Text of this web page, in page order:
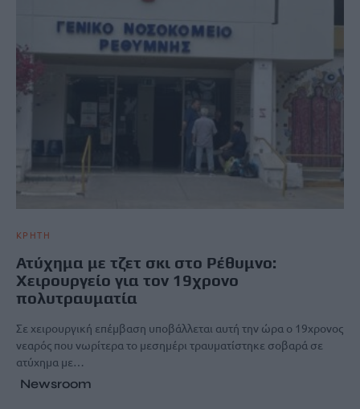
ΚΡΗΤΗ
Ατύχημα με τζετ σκι στο Ρέθυμνο:
Χειρουργείο για τον 19χρονo
πολυτραυματία
Σε χειρουργική επέμβαση υποβάλλεται αυτή την ώρα ο 19χρονος
νεαρός που νωρίτερα το μεσημέρι τραυματίστηκε σοβαρά σε
ατύχημα με…
Newsroom